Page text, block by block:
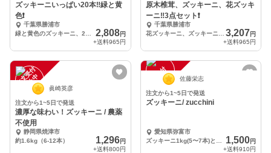
ズッキーニいっぱい20本‼️緑と黄
色❗️
千葉県勝浦市
2,808円
+送料965円
原木椎茸、ズッキーニ、花ズッキ
ーニ‼️3点セット❗️
千葉県勝浦市
3,207円
+送料965円
注
文
受
付
停
止
中 眞崎英彦
注文から1~5日で発送
濃厚な味わい！ズッキーニ / 農薬
不使用
静岡県焼津市
約1.6kg（6-12本）
1,296円
+送料800円
注
文
受
付
停
止
中 佐藤栄志
注文から1~5日で発送
ズッキーニ/ zucchini
愛知県弥富市
1,500円
+送料910円